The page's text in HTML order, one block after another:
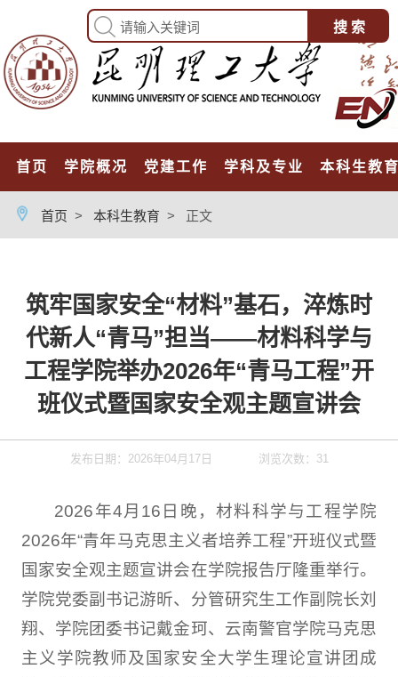
首页 学院概况 党建工作 学科及专业 本科生教
首页 > 本科生教育 > 正文
筑牢国家安全“材料”基石，淬炼时
代新人“青马”担当——材料科学与
工程学院举办2026年“青马工程”开
班仪式暨国家安全观主题宣讲会
发布日期：2026年04月17日 浏览次数： 31
2026年4月16日晚，材料科学与工程学院
2026年“青年马克思主义者培养工程”开班仪式暨
国家安全观主题宣讲会在学院报告厅隆重举行。
学院党委副书记游昕、分管研究生工作副院长刘
翔、学院团委书记戴金珂、云南警官学院马克思
主义学院教师及国家安全大学生理论宣讲团成